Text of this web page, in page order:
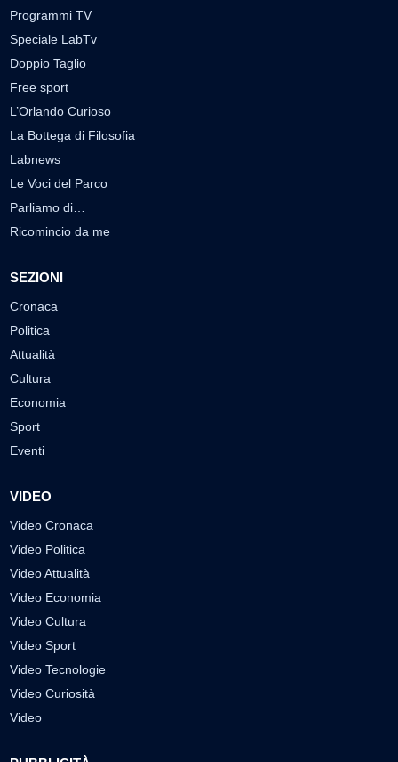
Programmi TV
Speciale LabTv
Doppio Taglio
Free sport
L’Orlando Curioso
La Bottega di Filosofia
Labnews
Le Voci del Parco
Parliamo di…
Ricomincio da me
SEZIONI
Cronaca
Politica
Attualità
Cultura
Economia
Sport
Eventi
VIDEO
Video Cronaca
Video Politica
Video Attualità
Video Economia
Video Cultura
Video Sport
Video Tecnologie
Video Curiosità
Video